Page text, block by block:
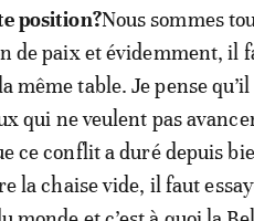
position?Nous sommes
de paix et évidemment, il
même table. Je pense
qui ne veulent pas
ce conflit a duré depuis
la chaise vide, il faut